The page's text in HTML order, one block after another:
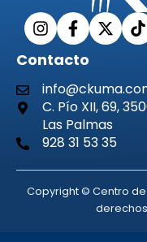
Contacto
C. Pío XII, 69,
Las Palmas
928 31 53 35
Copyright © Centro de